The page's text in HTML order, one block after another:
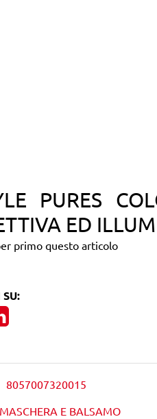
PURES
ED
primo questo articolo
Facebook
Share on LinkedIn
8057007320015
MASCHERA E BALSAMO